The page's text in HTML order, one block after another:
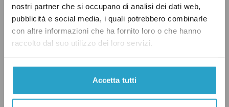
nostri partner che si occupano di analisi dei dati web,
pubblicità e social media, i quali potrebbero combinarle
con altre informazioni che ha fornito loro o che hanno
raccolto dal suo utilizzo dei loro servizi.
Accetta tutti
Bulgaria, Estonia, Lettonia, Romania,
Finlandia, Lussemburgo, Portogallo,
Repubblica Ceca e Slovacchia. La Francia,
diverse ma comunque molto simili
(rispettivamente lo“stato di urgenza
sanitaria”,“stato di pericolo”eun mistotra